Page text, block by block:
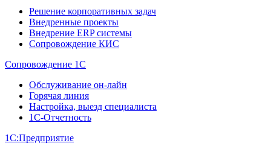
Решение корпоративных задач
Внедренные проекты
Внедрение ERP системы
Сопровождение КИС
Сопровождение 1С
Обслуживание он-лайн
Горячая линия
Настройка, выезд специалиста
1С-Отчетность
1С:Предприятие